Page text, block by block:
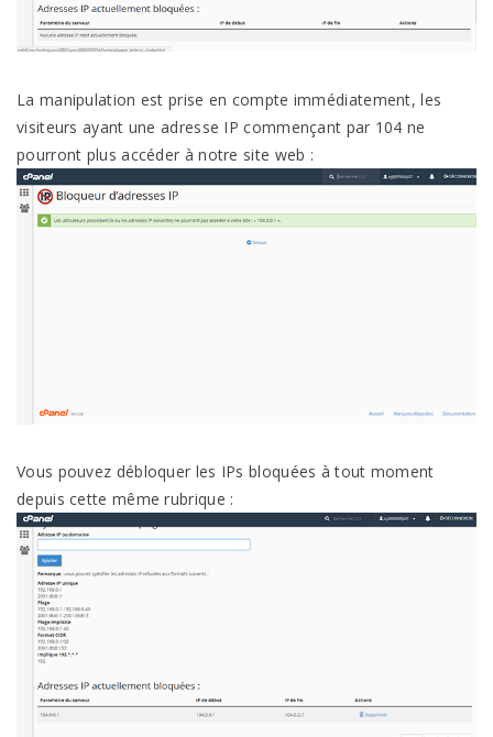
La manipulation est prise en compte immédiatement, les
visiteurs ayant une adresse IP commençant par 104 ne
pourront plus accéder à notre site web :
Vous pouvez débloquer les IPs bloquées à tout moment
depuis cette même rubrique :